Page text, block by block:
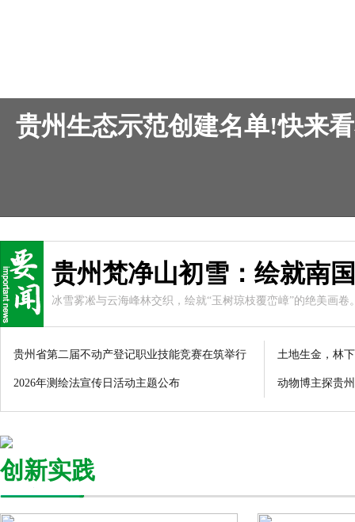
贵州生态示范创建名单!快来
贵州梵净山初雪：绘就南
冰雪雾凇与云海峰林交织，绘就“玉树琼枝覆峦嶂”的绝美画
云海翻涌与雪光相映，构成雄奇灵秀的水墨长卷。
贵州省第二届不动产登记职业技能竞赛在筑举行 土地生金，林
2026年测绘法宣传日活动主题公布 动物博主探贵
创新实践